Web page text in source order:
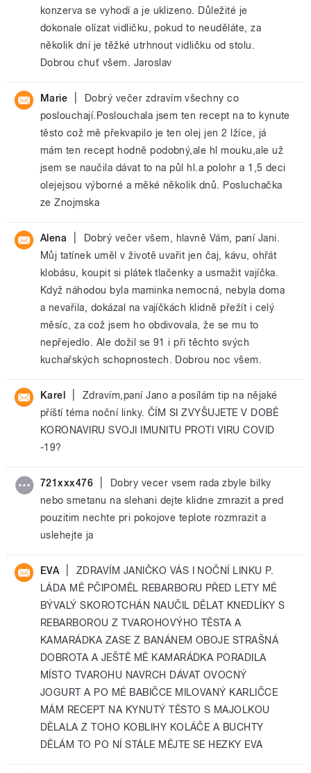
konzerva se vyhodí a je uklizeno. Důležité je
dokonale olízat vidličku, pokud to neuděláte, za
několik dní je těžké utrhnout vidličku od stolu.
Dobrou chuť všem. Jaroslav
Marie
Dobrý večer zdravím všechny co
poslouchají.Poslouchala jsem ten recept na to kynute
těsto což mě překvapilo je ten olej jen 2 lžíce, já
mám ten recept hodně podobný,ale hl mouku,ale už
jsem se naučila dávat to na půl hl.a polohr a 1,5 deci
olejejsou výborné a měké několik dnů. Posluchačka
ze Znojmska
Alena
Dobrý večer všem, hlavně Vám, paní Jani.
Můj tatínek uměl v životě uvařit jen čaj, kávu, ohřát
klobásu, koupit si plátek tlačenky a usmažit vajíčka.
Když náhodou byla maminka nemocná, nebyla doma
a nevařila, dokázal na vajíčkách klidně přežít i celý
měsíc, za což jsem ho obdivovala, že se mu to
nepřejedlo. Ale dožil se 91 i při těchto svých
kuchařských schopnostech. Dobrou noc všem.
Karel
Zdravím,paní Jano a posílám tip na nějaké
příští téma noční linky. ČÍM SI ZVYŠUJETE V DOBĚ
KORONAVIRU SVOJI IMUNITU PROTI VIRU COVID
-19?
721xxx476
Dobry vecer vsem rada zbyle bilky
nebo smetanu na slehani dejte klidne zmrazit a pred
pouzitim nechte pri pokojove teplote rozmrazit a
uslehejte ja
EVA
ZDRAVÍM JANIČKO VÁS I NOČNÍ LINKU P.
LÁDA MĚ PČIPOMĚL REBARBORU PŘED LETY MĚ
BÝVALÝ SKOROTCHÁN NAUČIL DĚLAT KNEDLÍKY S
REBARBOROU Z TVAROHOVÝHO TĚSTA A
KAMARÁDKA ZASE Z BANÁNEM OBOJE STRAŠNÁ
DOBROTA A JEŠTĚ MĚ KAMARÁDKA PORADILA
MÍSTO TVAROHU NAVRCH DÁVAT OVOCNÝ
JOGURT A PO MÉ BABIČCE MILOVANÝ KARLIČCE
MÁM RECEPT NA KYNUTÝ TĚSTO S MAJOLKOU
DĚLALA Z TOHO KOBLIHY KOLÁČE A BUCHTY
DĚLÁM TO PO NÍ STÁLE MĚJTE SE HEZKY EVA